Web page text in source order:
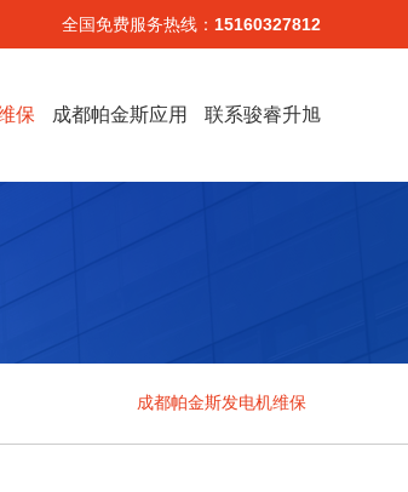
全国免费服务热线： 15160327812
保 成都帕金斯应用 联系骏睿升旭
成都帕金斯发电机维保